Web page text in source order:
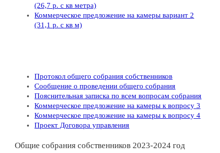
(26,7 р. с кв метра)
Коммерческое предложение на камеры вариант 2
(31,1 р. с кв м)
Протокол общего собрания собственников
Сообщение о проведении общего собрания
Пояснительная записка по всем вопросам собрания
Коммерческое предложение на камеры к вопросу 3
Коммерческое предложение на камеры к вопросу 4
Проект Договора управления
Общие собрания собственников 2023-2024 год